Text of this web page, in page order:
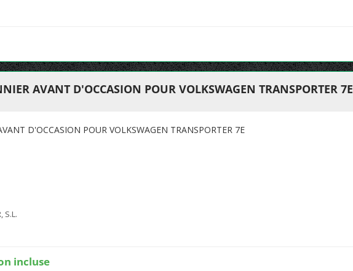
AVANT D'OCCASION POUR VOLKSWAGEN TRANSPORTER 7E
D'OCCASION POUR VOLKSWAGEN TRANSPORTER 7E
S.L.
incluse